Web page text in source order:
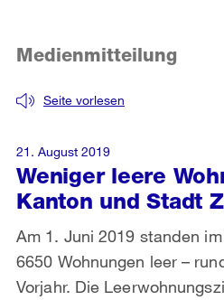
Weniger leere
Kanton und Stadt
Seite vorlesen
Medienmitteilung
Am 1. Juni 2019 standen
6650 Wohnungen leer –
Vorjahr. Die
21. August 2019